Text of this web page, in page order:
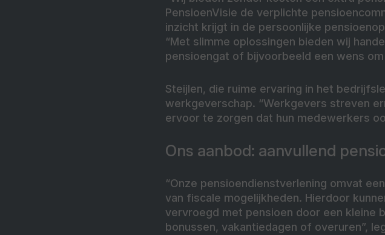
PensioenVisie de verplichte
inzicht krijgt in de persoonlijke
“Met slimme oplossingen bieden wij
pensioengat of bijvoorbeeld een wens
Steijlen, die ruime ervaring in het
werkgeverschap. “Werkgevers streven
ervoor te zorgen dat hun medewerkers
Ons aanbod: aanvullend
“Onze pensioendienstverlening omvat
van fiscale mogelijkheden. Hierdoor
vervroegd met pensioen door een kleine
bonussen, vakantiedagen of overuren”,